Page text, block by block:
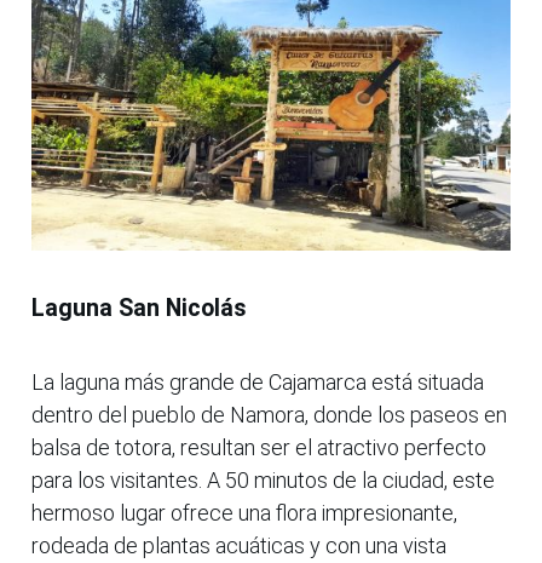
Laguna San Nicolás
La laguna más grande de Cajamarca está situada
dentro del pueblo de Namora, donde los paseos en
balsa de totora, resultan ser el atractivo perfecto
para los visitantes. A 50 minutos de la ciudad, este
hermoso lugar ofrece una flora impresionante,
rodeada de plantas acuáticas y con una vista